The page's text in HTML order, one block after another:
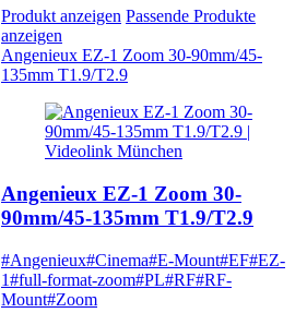
Produkt anzeigen Passende Produkte
anzeigen
Angenieux EZ-1 Zoom 30-90mm/45-
135mm T1.9/T2.9
Angenieux EZ-1 Zoom 30-
90mm/45-135mm T1.9/T2.9
#Angenieux#Cinema#E-Mount#EF#EZ-
1#full-format-zoom#PL#RF#RF-
Mount#Zoom